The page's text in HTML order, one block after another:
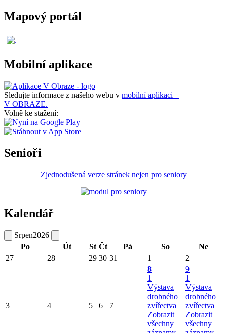
Mapový portál
Mobilní aplikace
Sledujte informace z našeho webu v mobilní aplikaci –
V OBRAZE.
Volně ke stažení:
Senioři
Zjednodušená verze stránek nejen pro seniory
Kalendář
Srpen2026
Po
Út St Čt Pá So
Ne
27
28 29 30 31 1 2
3 4 5 6 7
8
1
Výstava
drobného
zvířectva
Zobrazit
všechny
9
1
Výstava
drobného
zvířectva
Zobrazit
všechny